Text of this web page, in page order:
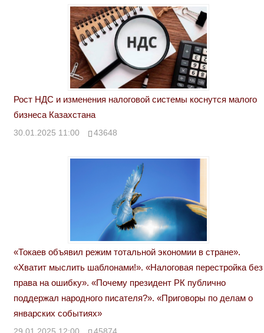
Рост НДС и изменения налоговой системы коснутся малого
бизнеса Казахстана
30.01.2025 11:00 43648
«Токаев объявил режим тотальной экономии в стране».
«Хватит мыслить шаблонами!». «Налоговая перестройка без
права на ошибку». «Почему президент РК публично
поддержал народного писателя?». «Приговоры по делам о
январских событиях»